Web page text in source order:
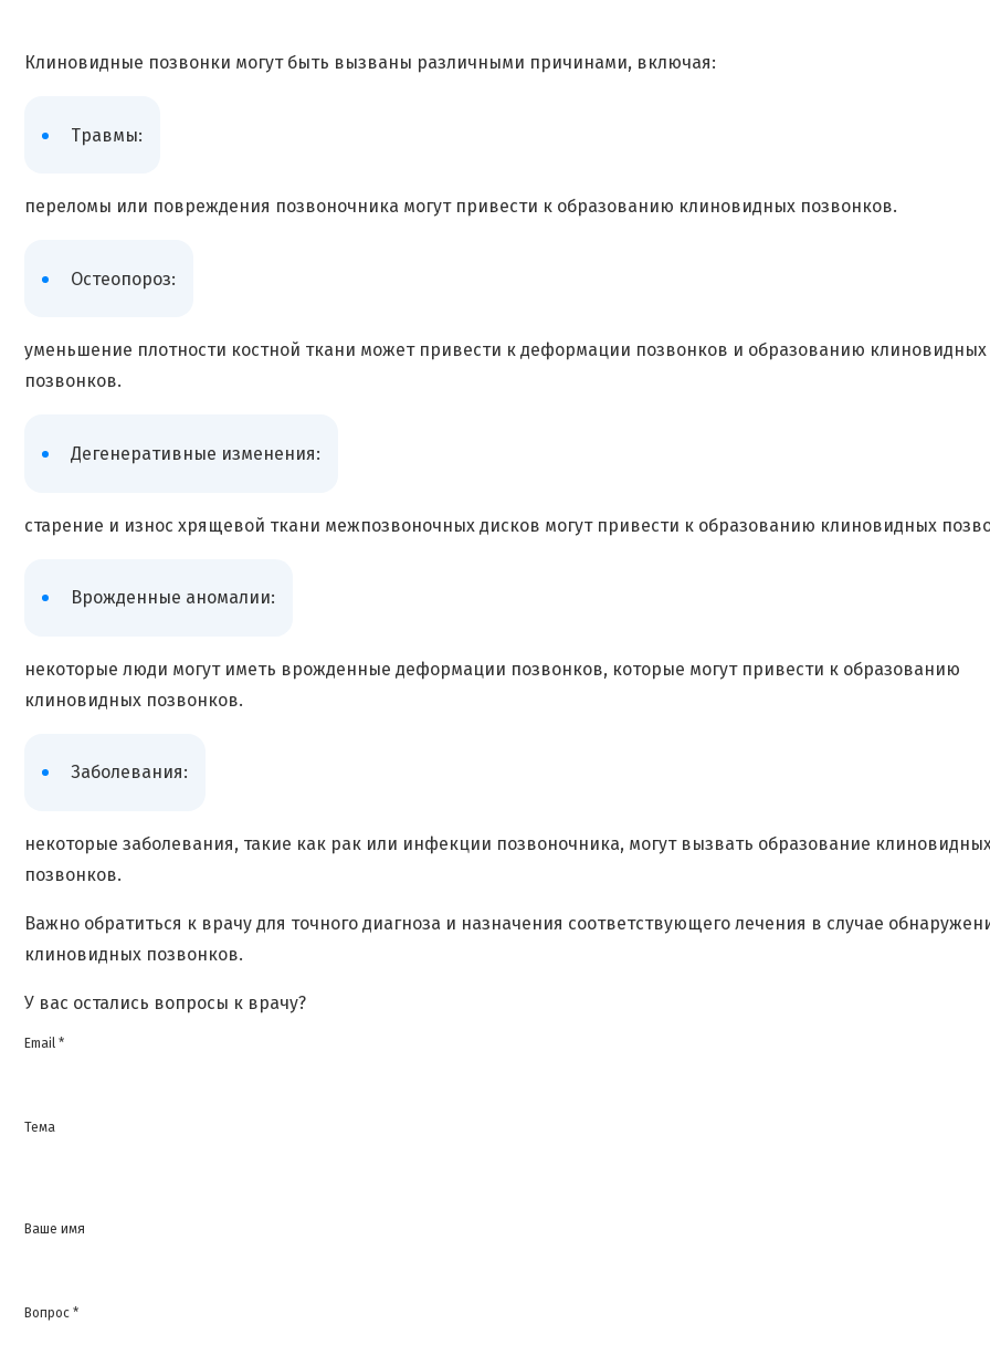
Клиновидные позвонки могут быть вызваны различными причинами, включая:
Травмы:
переломы или повреждения позвоночника могут привести к образованию клиновидных позвонков.
Остеопороз:
уменьшение плотности костной ткани может привести к деформации позвонков и образованию клиновидных
позвонков.
Дегенеративные изменения:
старение и износ хрящевой ткани межпозвоночных дисков могут привести к образованию клиновидных
Врожденные аномалии:
некоторые люди могут иметь врожденные деформации позвонков, которые могут привести к образованию
клиновидных позвонков.
Заболевания:
некоторые заболевания, такие как рак или инфекции позвоночника, могут вызвать образование
позвонков.
Важно обратиться к врачу для точного диагноза и назначения соответствующего лечения в случае
клиновидных позвонков.
У вас остались вопросы к врачу?
Email *
Тема
Ваше имя
Вопрос *